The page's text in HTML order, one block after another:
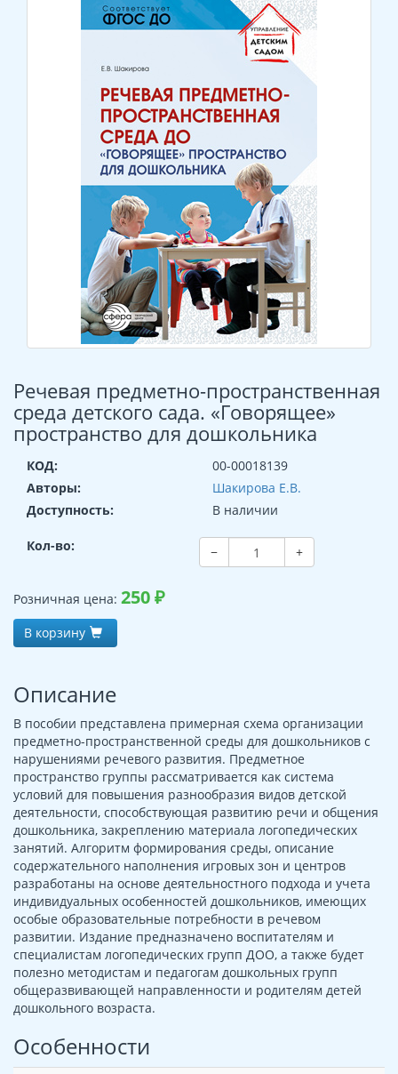
Речевая предметно-пространственная
среда детского сада. «Говорящее»
пространство для дошкольника
КОД:
00-00018139
Авторы:
Шакирова Е.В.
Доступность:
В наличии
Кол-во: − +
Розничная цена: 250₽
В корзину
Описание
В пособии представлена примерная схема организации
предметно-пространственной среды для дошкольников с
нарушениями речевого развития. Предметное
пространство группы рассматривается как система
условий для повышения разнообразия видов детской
деятельности, способствующая развитию речи и общения
дошкольника, закреплению материала логопедических
занятий. Алгоритм формирования среды, описание
содержательного наполнения игровых зон и центров
разработаны на основе деятельностного подхода и учета
индивидуальных особенностей дошкольников, имеющих
особые образовательные потребности в речевом
развитии. Издание предназначено воспитателям и
специалистам логопедических групп ДОО, а также будет
полезно методистам и педагогам дошкольных групп
общеразвивающей направленности и родителям детей
дошкольного возраста.
Особенности